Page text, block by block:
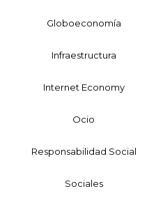
Globoeconomía
Infraestructura
Internet Economy
Ocio
Responsabilidad Social
Sociales